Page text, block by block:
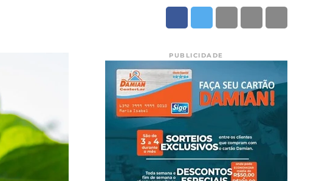
PUBLICIDADE